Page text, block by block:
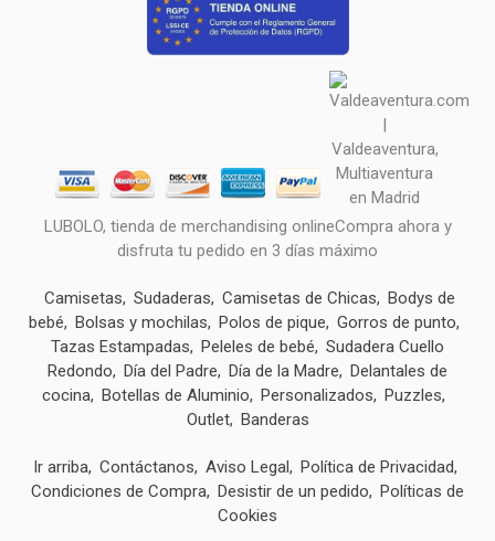
LUBOLO, tienda de merchandising onlineCompra ahora y
disfruta tu pedido en 3 días máximo
Camisetas Sudaderas Camisetas de Chicas
Bodys de
bebé
Bolsas y mochilas Polos de pique
Gorros de punto
Tazas Estampadas
Peleles de bebé
Sudadera Cuello
Redondo
Día del Padre Día de la Madre
Delantales de
cocina
Botellas de Aluminio Personalizados
Puzzles
Outlet
Banderas
Ir arriba Contáctanos Aviso Legal
Política de Privacidad
Condiciones de Compra
Desistir de un pedido
Políticas de
Cookies